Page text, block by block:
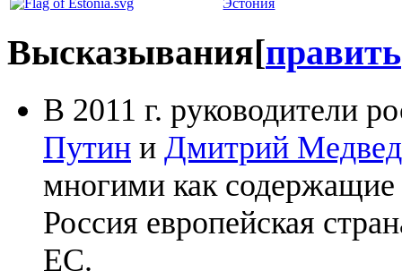
Высказывания[править
В 2011 г. руководители
Путин и Дмитрий
многими как содержащие
Россия европейская
ЕС.